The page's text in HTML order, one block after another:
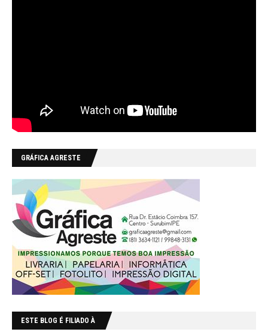
GRÁFICA AGRESTE
ESTE BLOG É FILIADO À